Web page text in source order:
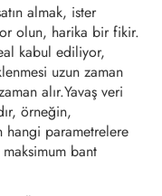
almak, ister
olun, harika bir fikir.
kabul ediliyor,
uzun zaman
alır.Yavaş veri
örneğin,
hangi parametrelere
bant